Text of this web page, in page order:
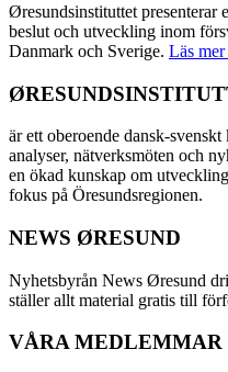
Øresundsinstituttet presenterar
beslut och utveckling inom
Danmark och Sverige. Läs
är ett oberoende dansk-
analyser, nätverksmöten och
en ökad kunskap om
fokus på Öresundsregionen.
NEWS ØRESUND
Nyhetsbyrån News Øresund
ställer allt material gratis till
VÅRA MEDLEMMAR